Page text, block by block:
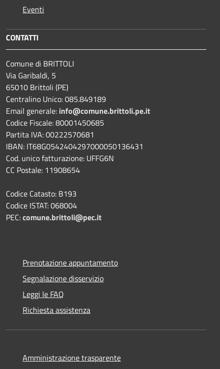
Eventi
CONTATTI
Comune di BRITTOLI
Via Garibaldi, 5
65010 Brittoli (PE)
Centralino Unico: 085.849189
Email generale: info@comune.brittoli.pe.it
Codice Fiscale: 80001450685
Partita IVA: 00222570681
IBAN: IT68G0542404297000050136431
Cod. unico fatturazione: UFFG6N
CC Postale: 11908654
Codice Catasto: B193
Codice ISTAT: 068004
PEC:comune.brittoli@pec.it
Prenotazione appuntamento
Segnalazione disservizio
Leggi le FAQ
Richiesta assistenza
Amministrazione trasparente